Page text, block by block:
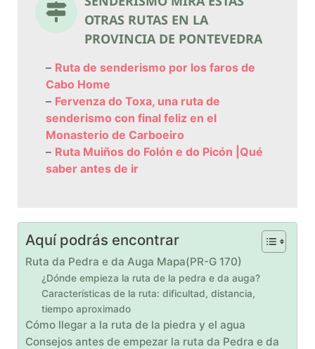
OTRAS RUTAS EN LA
PROVINCIA DE PONTEVEDRA
– Ruta de senderismo por los faros de
Cabo Home
– Fervenza do Toxa, una ruta de
senderismo con final feliz en el
Monasterio de Carboeiro
– Ruta Muiños do Folón e do Picón |Qué
saber antes de ir
Aquí podrás encontrar
Ruta da Pedra e da Auga Mapa(PR-G 170)
¿Dónde empieza la ruta de la pedra e da auga?
Características de la ruta: dificultad, distancia,
tiempo aproximado
Cómo llegar a la ruta de la piedra y el agua
Consejos antes de empezar la ruta da Pedra e da